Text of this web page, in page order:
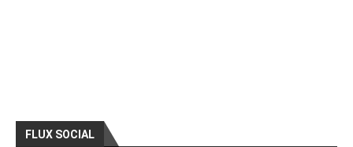
FLUX SOCIAL